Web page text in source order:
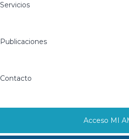
Servicios
Publicaciones
Contacto
Acceso MI